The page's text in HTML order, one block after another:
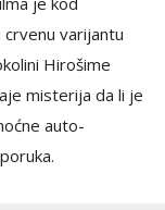
crvenu varijantu
Hirošime
misterija da li je
auto-